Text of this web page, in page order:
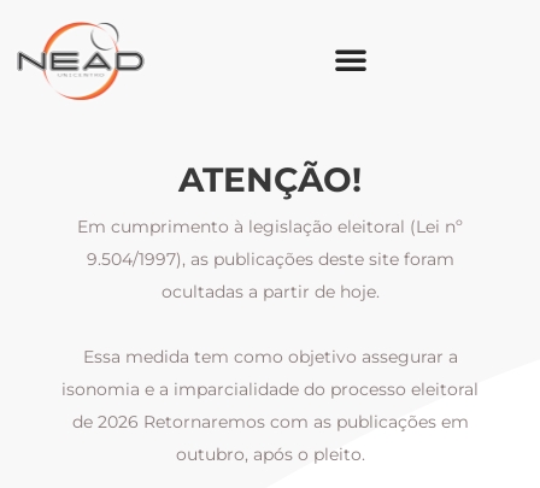
ATENÇÃO!
Em cumprimento à legislação eleitoral (Lei nº
9.504/1997), as publicações deste site foram
ocultadas a partir de hoje.
Essa medida tem como objetivo assegurar a
isonomia e a imparcialidade do processo eleitoral
de 2026 Retornaremos com as publicações em
outubro, após o pleito.